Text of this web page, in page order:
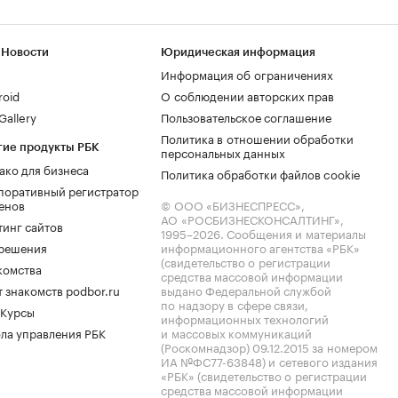
продукты РБК
для бизнеса
регистратор
сайтов
знакомств podbor.ru
управления РБК
Юридическая информация
Информация об ограничениях
О соблюдении авторских прав
Пользовательское соглашение
Политика в отношении обработки
персональных данных
Политика обработки файлов cookie
© ООО «БИЗНЕСПРЕСС»,
АО «РОСБИЗНЕСКОНСАЛТИНГ»,
1995–2026. Сообщения и материалы
информационного агентства «РБК»
(свидетельство о регистрации
средства массовой информации
выдано Федеральной службой
по надзору в сфере связи,
информационных технологий
и массовых коммуникаций
(Роскомнадзор) 09.12.2015 за номером
ИА №ФС77-63848) и сетевого издания
«РБК» (свидетельство о регистрации
средства массовой информации